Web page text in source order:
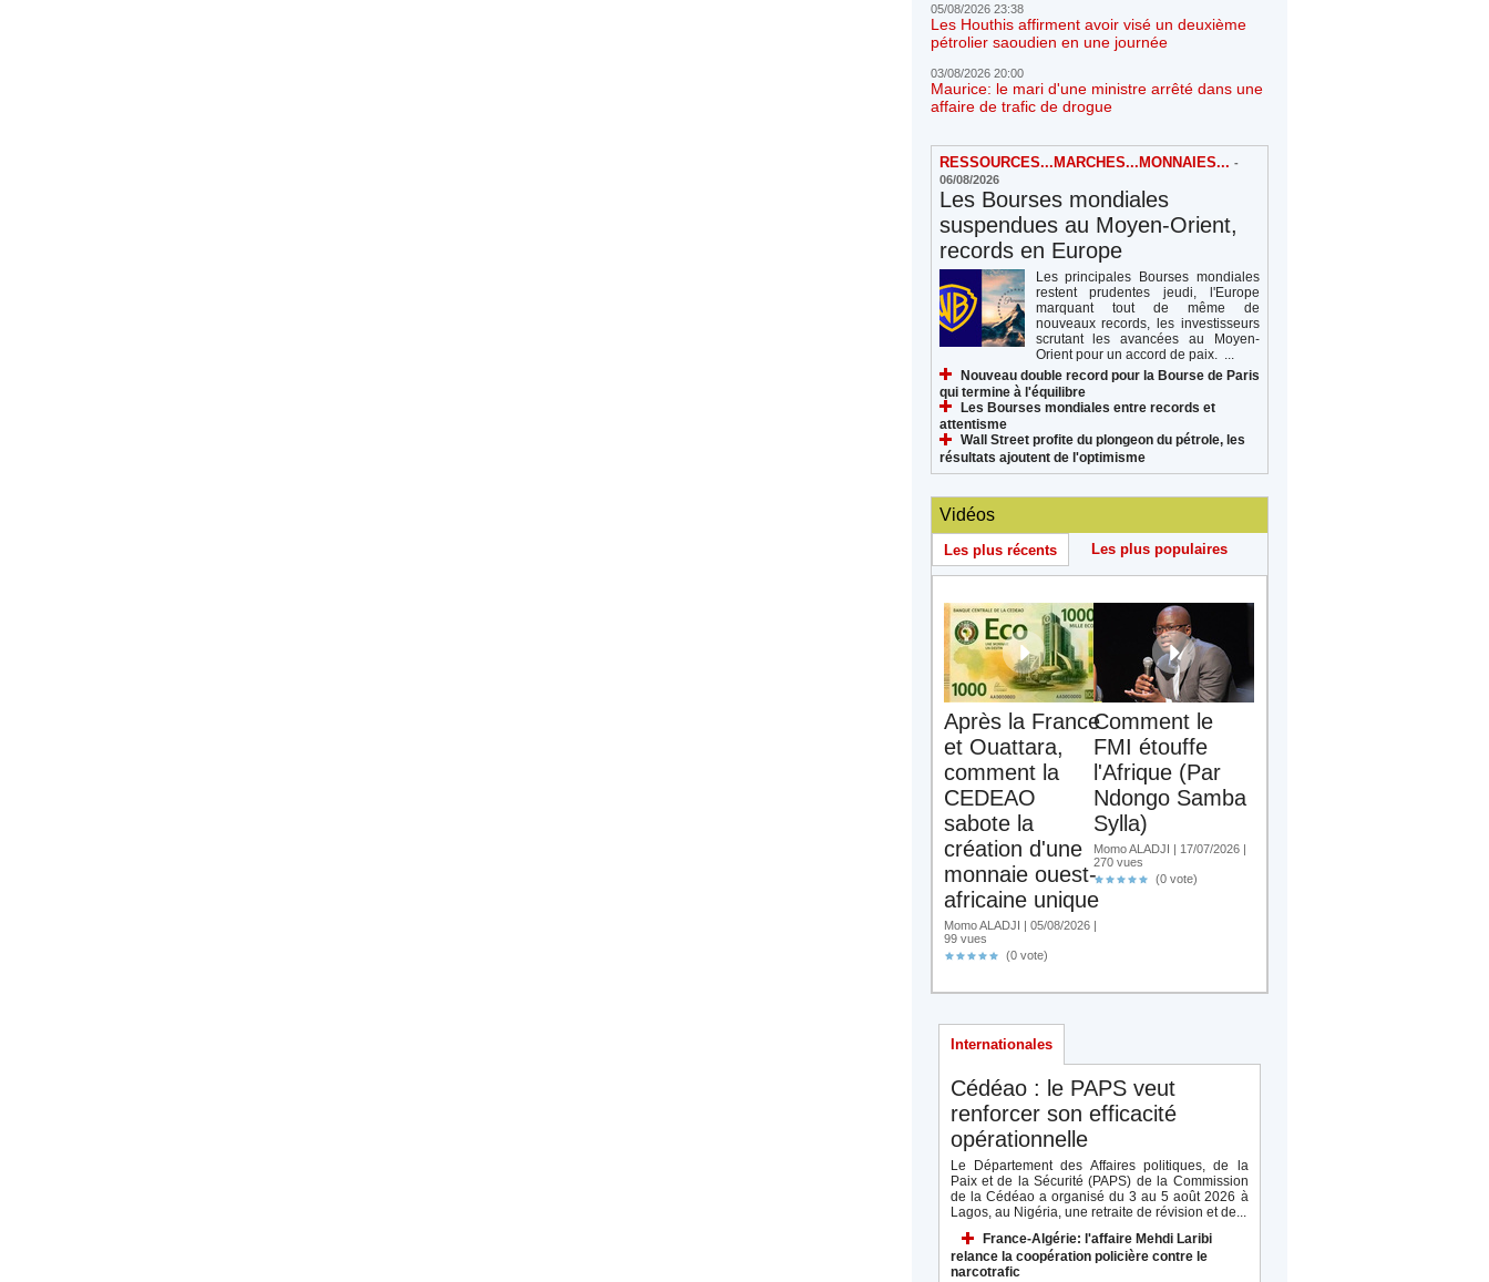
05/08/2026 23:38
Les Houthis affirment avoir visé un deuxième
pétrolier saoudien en une journée
03/08/2026 20:00
Maurice: le mari d'une ministre arrêté dans une
affaire de trafic de drogue
RESSOURCES...MARCHES...MONNAIES... -
06/08/2026
Les Bourses mondiales
suspendues au Moyen-Orient,
records en Europe
Les principales Bourses mondiales
restent prudentes jeudi, l'Europe
marquant tout de même de
nouveaux records, les investisseurs
scrutant les avancées au Moyen-
Orient pour un accord de paix. ...
Nouveau double record pour la Bourse de Paris
qui termine à l'équilibre
Les Bourses mondiales entre records et
attentisme
Wall Street profite du plongeon du pétrole, les
résultats ajoutent de l'optimisme
Vidéos
Les plus récents Les plus populaires
Après la France
et Ouattara,
comment la
CEDEAO
sabote la
création d'une
monnaie ouest-
africaine unique
Momo ALADJI | 05/08/2026 |
99 vues
(0 vote)
Comment le
FMI étouffe
l'Afrique (Par
Ndongo Samba
Sylla)
Momo ALADJI | 17/07/2026 |
270 vues
(0 vote)
Internationales
Cédéao : le PAPS veut
renforcer son efficacité
opérationnelle
Le Département des Affaires politiques, de la
Paix et de la Sécurité (PAPS) de la Commission
de la Cédéao a organisé du 3 au 5 août 2026 à
Lagos, au Nigéria, une retraite de révision et de...
France-Algérie: l'affaire Mehdi Laribi
relance la coopération policière contre le
narcotrafic